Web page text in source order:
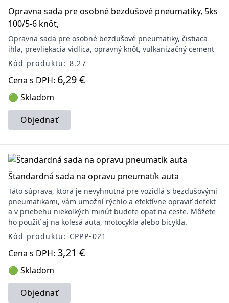
Opravna sada pre osobné bezdušové pneumatiky, 5ks
100/5-6 knôt,
Opravna sada pre osobné bezdušové pneumatiky, čistiaca
ihla, prevliekacia vidlica, opravný knôt, vulkanizačný cement
Kód produktu: 8.27
Cena s DPH: 6,29 €
🟢 Skladom
Objednať
Štandardná sada na opravu pneumatík auta
Táto súprava, ktorá je nevyhnutná pre vozidlá s bezdušovými
pneumatikami, vám umožní rýchlo a efektívne opraviť defekt
a v priebehu niekoľkých minút budete opäť na ceste. Môžete
ho použiť aj na kolesá auta, motocykla alebo bicykla.
Kód produktu: CPPP-021
Cena s DPH: 3,21 €
🟢 Skladom
Objednať